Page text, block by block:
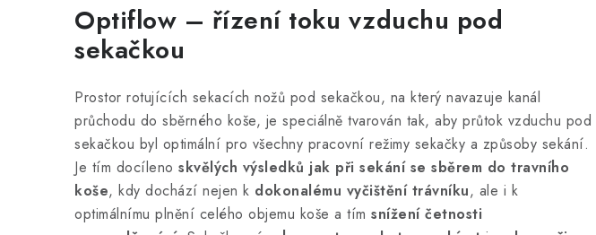
Optiflow – řízení toku vzduchu pod
sekačkou
Prostor rotujících sekacích nožů pod sekačkou, na který navazuje kanál
průchodu do sběrného koše, je speciálně tvarován tak, aby průtok vzduchu pod
sekačkou byl optimální pro všechny pracovní režimy sekačky a způsoby sekání.
Je tím docíleno skvělých výsledků jak při sekání se sběrem do travního
koše, kdy dochází nejen k dokonalému vyčištění trávníku, ale i k
optimálnímu plnění celého objemu koše a tím snížení četnosti